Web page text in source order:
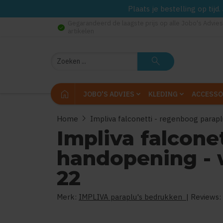
Plaats je bestelling op
check_circle
Zoeken search
home JOBO'S ADVIES KLEDING
Home chevron_right Impliva falconetti - regenboog
Impliva
handopening -
22
Merk: IMPLIVA paraplu's bedrukken | Reviews: